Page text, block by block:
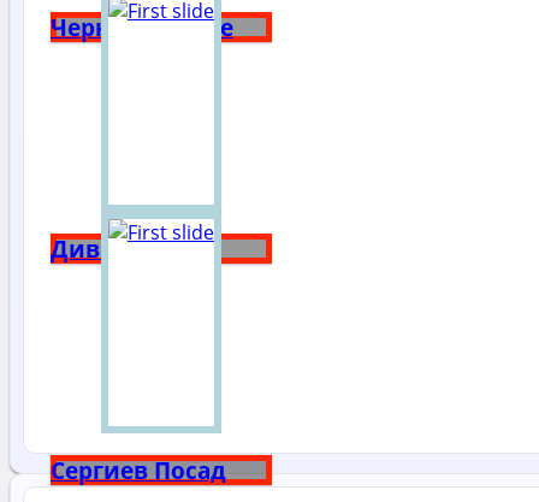
Чернышевское
Дивеево
Сергиев Посад